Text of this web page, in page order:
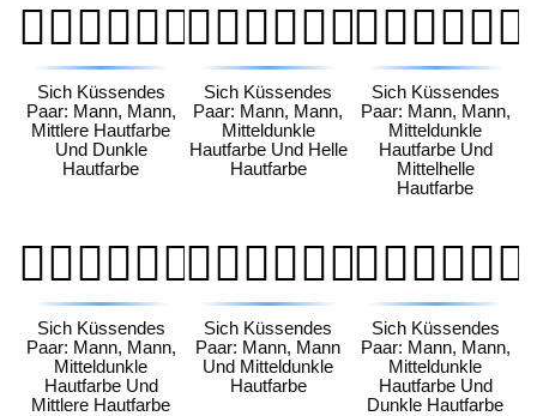
👨🏽‍❤️‍💋‍👨🏿
Sich Küssendes
Paar: Mann, Mann,
Mittlere Hautfarbe
Und Dunkle
Hautfarbe
👨🏾‍❤️‍💋‍👨🏻
Sich Küssendes
Paar: Mann, Mann,
Mitteldunkle
Hautfarbe Und Helle
Hautfarbe
👨🏾‍❤️‍💋‍👨🏼
Sich Küssendes
Paar: Mann, Mann,
Mitteldunkle
Hautfarbe Und
Mittelhelle
Hautfarbe
👨🏾‍❤️‍💋‍👨🏽
Sich Küssendes
Paar: Mann, Mann,
Mitteldunkle
Hautfarbe Und
Mittlere Hautfarbe
👨🏾‍❤️‍💋‍👨🏾
Sich Küssendes
Paar: Mann, Mann
Und Mitteldunkle
Hautfarbe
👨🏾‍❤️‍💋‍👨🏿
Sich Küssendes
Paar: Mann, Mann,
Mitteldunkle
Hautfarbe Und
Dunkle Hautfarbe